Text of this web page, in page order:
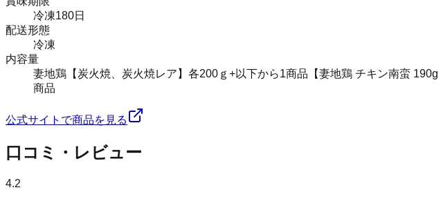
冷凍180日
配送形態
冷凍
内容量
妻地鶏【炭火焼、炭火焼レア】各200ｇ+以下から1商品【妻地鶏 チキン南蛮
商品
公式サイトで商品を見る
口コミ・レビュー
4.2